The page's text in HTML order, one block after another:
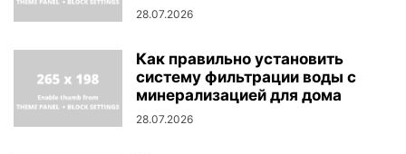
28.07.2026
Как правильно установить
систему фильтрации воды с
минерализацией для дома
28.07.2026